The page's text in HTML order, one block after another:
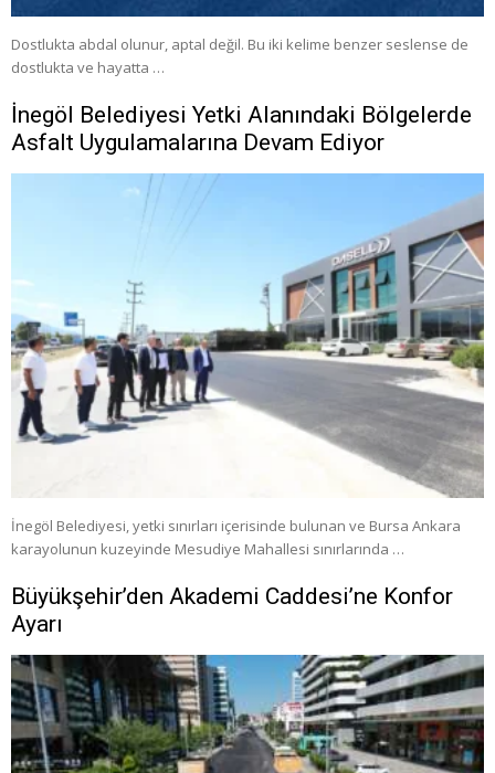
Dostlukta abdal olunur, aptal değil. Bu iki kelime benzer seslense de
dostlukta ve hayatta …
İnegöl Belediyesi Yetki Alanındaki Bölgelerde
Asfalt Uygulamalarına Devam Ediyor
İnegöl Belediyesi, yetki sınırları içerisinde bulunan ve Bursa Ankara
karayolunun kuzeyinde Mesudiye Mahallesi sınırlarında …
Büyükşehir’den Akademi Caddesi’ne Konfor
Ayarı